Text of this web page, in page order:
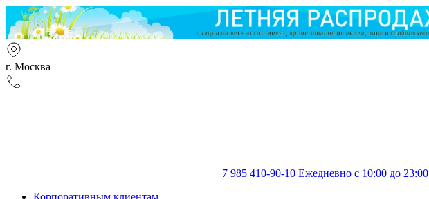
г. Москва
+7 985 410-90-10 Ежедневно с 10:00 до 23:00